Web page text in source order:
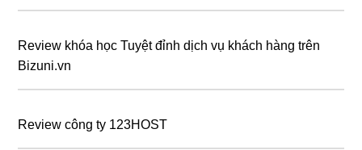
Review khóa học Tuyệt đỉnh dịch vụ khách hàng trên
Bizuni.vn
Review công ty 123HOST